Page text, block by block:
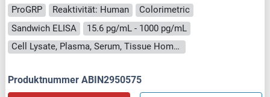
ProGRP Reaktivität: Human
Colorimetric
Sandwich ELISA
15.6 pg/mL - 1000 pg/mL
Cell Lysate, Plasma, Serum, Tissue Homogenate
Produktnummer ABIN2950575